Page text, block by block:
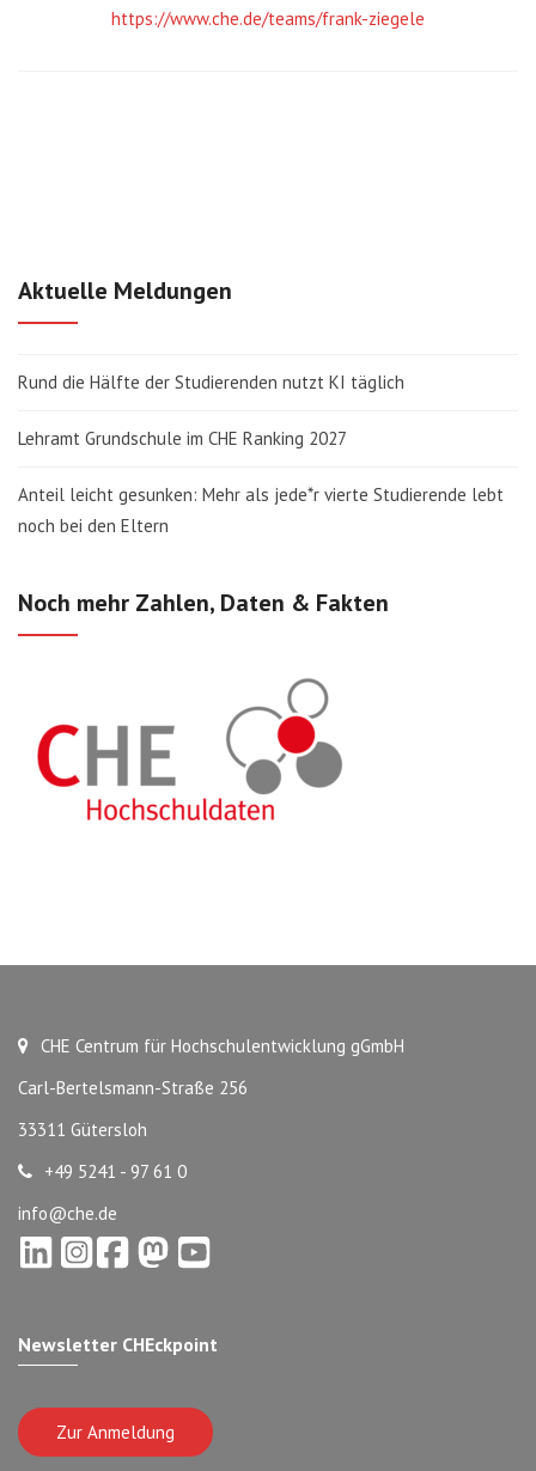
https://www.che.de/teams/frank-ziegele
Aktuelle Meldungen
Rund die Hälfte der Studierenden nutzt KI täglich
Lehramt Grundschule im CHE Ranking 2027
Anteil leicht gesunken: Mehr als jede*r vierte Studierende lebt
noch bei den Eltern
Noch mehr Zahlen, Daten & Fakten
CHE Centrum für Hochschulentwicklung gGmbH
Carl-Bertelsmann-Straße 256
33311 Gütersloh
+49 5241 - 97 61 0
info@che.de
Newsletter CHEckpoint
Zur Anmeldung